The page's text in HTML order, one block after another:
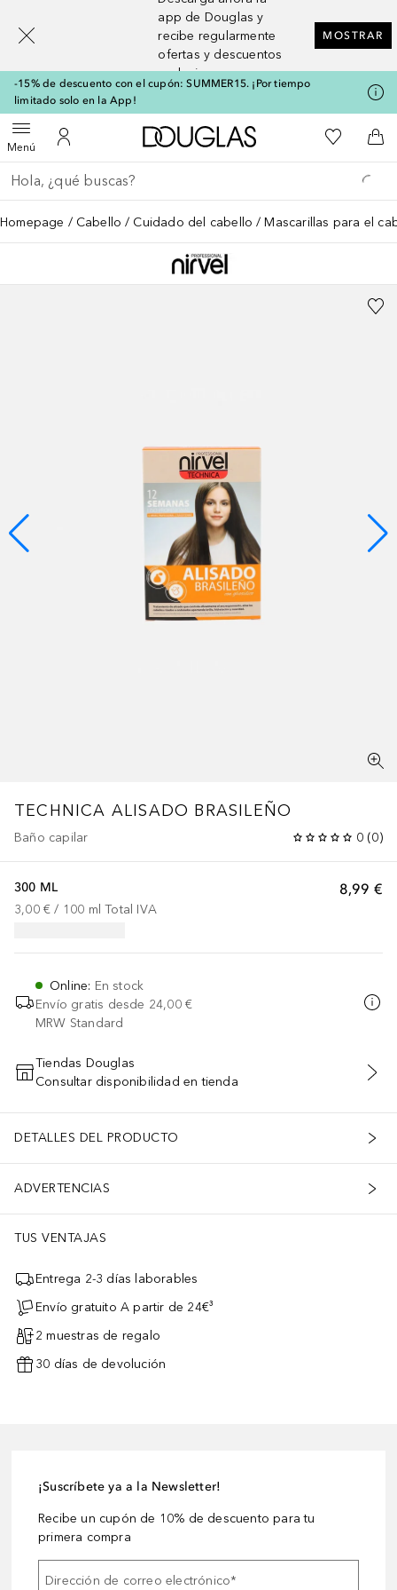
app de Douglas y
recibe regularmente
ofertas y descuentos
exclusivos
MOSTRAR
-15% de descuento con el cupón: SUMMER15. ¡Por tiempo
limitado solo en la App!
MenúAbrir menúMi cuenta
A Douglas HomeMi lista de
A
Regresar
Ejecutar búsqueda
Homepage Cabello Cuidado del cabello Mascarillas para el
TECHNICA ALISADO BRASILEÑO
Baño capilar 0 (0)
8,99 €
300 ML
3,00 € / 100 ml Total IVA
Online: En stock
Envío gratis desde 24,00 €
MRW Standard
AÑADIR AL CARRITO
Tiendas Douglas
Consultar disponibilidad en tienda
DETALLES DEL PRODUCTO
ADVERTENCIAS
TUS VENTAJAS
Entrega 2-3 días laborables
Envío gratuito A partir de 24€³
2 muestras de regalo
30 días de devolución
¡Suscríbete ya a la Newsletter!
Recibe un cupón de 10% de descuento para tu
primera compra
Dirección de correo electrónico*
[navigation.slideout.screenreader]